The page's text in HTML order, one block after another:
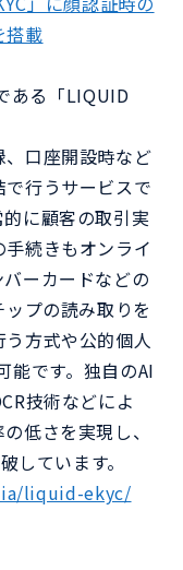
搭載
ある「LIQUID
口座開設時など
行うサービスで
に顧客の取引実
続きもオンライ
ーカードなどの
プの読み取りを
方式や公的個人
能です。独自のAI
技術などによ
低さを実現し、
しています。
liquid-ekyc/